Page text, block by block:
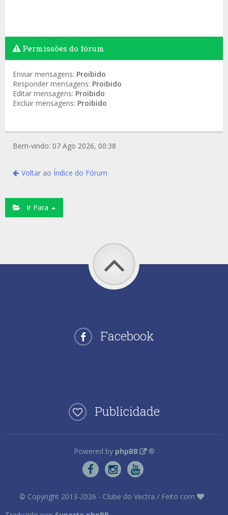
Permissões do fórum
Enviar mensagens: Proibido
Responder mensagens: Proibido
Editar mensagens: Proibido
Excluir mensagens: Proibido
Bem-vindo: 07 Ago 2026, 00:38
Voltar ao Índice do Fórum
Ir Para
Facebook
Publicidade
Powered by phpBB ®
© Copyright 2013-2026 - Clube do Vectra / Feito com